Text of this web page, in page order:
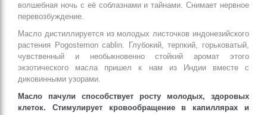
волшебная ночь с её соблазнами и тайнами. Снимает нервное
перевозбуждение.
Масло дистиллируется из молодых листочков индонезийского
растения Pogostemon cablin. Глубокий, терпкий, горьковатый,
чувственный и необыкновенно стойкий аромат этого
экзотического масла пришел к нам из Индии вместе с
диковинными узорами.
Масло пачули способствует росту молодых, здоровых
клеток. Стимулирует кровообращение в капиллярах и